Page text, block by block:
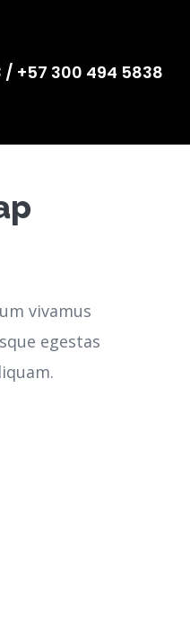
+57 300 494 5838
vivamus
egestas